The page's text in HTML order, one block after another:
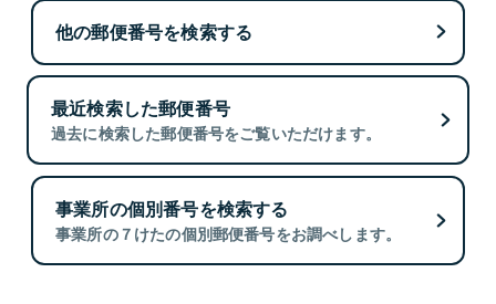
他の郵便番号を検索する
最近検索した郵便番号
過去に検索した郵便番号をご覧いただけます。
事業所の個別番号を検索する
事業所の７けたの個別郵便番号をお調べします。